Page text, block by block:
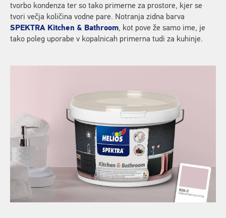
tvorbo kondenza ter so tako primerne za prostore, kjer se
tvori večja količina vodne pare. Notranja zidna barva
SPEKTRA Kitchen & Bathroom, kot pove že samo ime, je
tako poleg uporabe v kopalnicah primerna tudi za kuhinje.